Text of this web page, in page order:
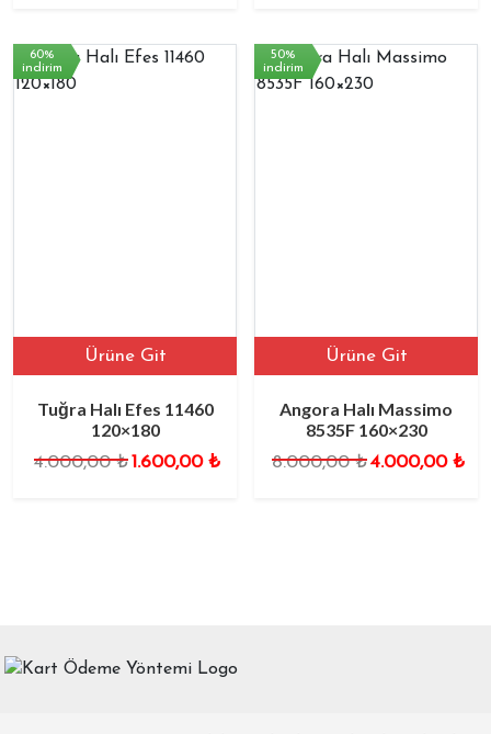
60%
indirim
Ürüne Git
Tuğra Halı Efes 11460
120×180
4.000,00₺Orijinal
1.600,00 ₺
Şu
50%
indirim
Ürüne Git
Angora Halı Massimo
8535F 160×230
8.000,00₺ 4.000,00 ₺